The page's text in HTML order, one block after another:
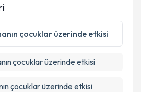
çocuklar üzerinde etkisi
çocuklar üzerinde etkisi
çocuklar üzerinde etkisi